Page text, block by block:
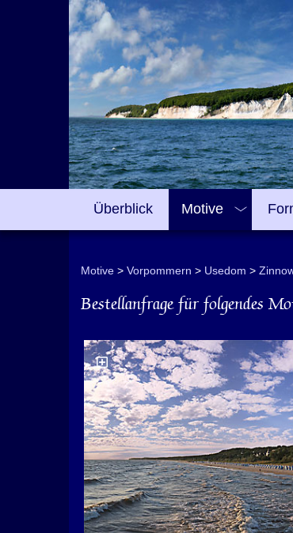
Überblick Motive
Motive Vorpommern Usedom
Bestellanfrage für folgendes